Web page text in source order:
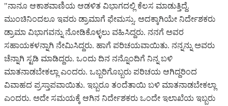
"ನಾನೂ ಆಕಾಶವಾಣಿಯ ಆಡಳಿತ ವಿಭಾಗದಲ್ಲಿ ಕೆಲಸ ಮಾಡುತ್ತಿದ್ದೆ.
ಮುಂಚಿನಿಂದಲೂ ಇವರು ಡ್ರಾಮಾಗೆ ಫೇಮಸ್ಸು. ಅದಕ್ಕಾಗಿಯೇ ನಿರ್ದೇಶಕರು
ಡ್ರಾಮಾ ವಿಭಾಗವನ್ನು ನೋಡಿಕೊಳ್ಳಲು ವಹಿಸಿದ್ದರು. ನನಗೆ ಅವರ
ಸಹಾಯಕಳನ್ನಾಗಿ ನೇಮಿಸಿದ್ದರು. ಹಾಗೆ ಪರಿಚಯವಾಯಿತು. ನನ್ನನ್ನು ಅವರು
ಚೆನ್ನಾಗಿ ಸ್ಟಡಿ ಮಾಡಿದ್ದರು. ಒಂದು ದಿನ ನನ್ನೊಂದಿಗೆ ನಿನ್ನ ಬಳಿ
ಮಾತನಾಡಬೇಕಲ್ಲಾ ಎಂದರು. ಒಬ್ಬರಿಗೊಬ್ಬರು ಪರಿಚಯ ಆಗಿದ್ದರಿಂದ
ವಿವಾಹದ ಪ್ರಸ್ತಾಪವಾಯಿತು. ಇಬ್ಬರೂ ತಂದೆತಾಯಿ ಬಳಿ ಮಾತನಾಡಬೇಕಲ್ಲಾ
ಎಂದರು. ಅದೇ ಸಮಯಕ್ಕೆ ಆಗಿನ ನಿರ್ದೇಶಕರು ಒಂದೇ ಇಲಾಖೆಯ ಇಬ್ಬರು